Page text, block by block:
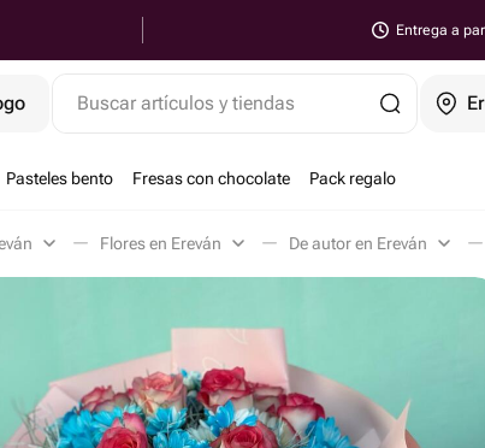
Entrega a
Buscar artículos y tiendas
Pasteles bento Fresas con chocolate Pack regalo
Flores en Ereván De autor en Ereván